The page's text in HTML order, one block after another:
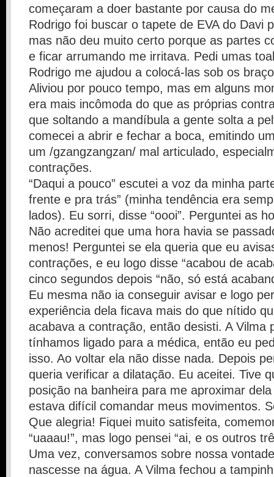
começaram a doer bastante por causa do
Rodrigo foi buscar o tapete de EVA do Davi
mas não deu muito certo porque as partes
e ficar arrumando me irritava. Pedi umas
Rodrigo me ajudou a colocá-las sob os
Aliviou por pouco tempo, mas em alguns
era mais incômoda do que as próprias
que soltando a mandíbula a gente solta a
comecei a abrir e fechar a boca, emitindo
um /gzangzangzan/ mal articulado,
contrações.
“Daqui a pouco” escutei a voz da minha
frente e pra trás” (minha tendência era
lados). Eu sorri, disse “oooi”. Perguntei as
Não acreditei que uma hora havia se
menos! Perguntei se ela queria que eu
contrações, e eu logo disse “acabou de
cinco segundos depois “não, só está
Eu mesma não ia conseguir avisar e logo
experiência dela ficava mais do que nítido
acabava a contração, então desisti. A Vilma
tínhamos ligado para a médica, então eu
isso. Ao voltar ela não disse nada. Depois
queria verificar a dilatação. Eu aceitei. Tive
posição na banheira para me aproximar
estava difícil comandar meus movimentos.
Que alegria! Fiquei muito satisfeita,
“uaaau!”, mas logo pensei “ai, e os outros
Uma vez, conversamos sobre nossa
nascesse na água. A Vilma fechou a